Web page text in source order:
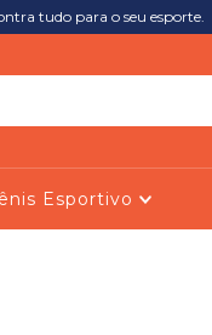
tudo para o seu esporte.
Esportivo